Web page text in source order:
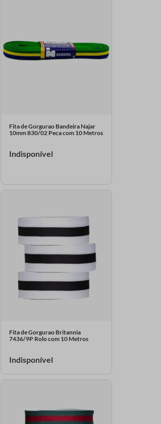
Fita de Gorgurao Bandeira Najar
10mm 830/02 Peca com 10 Metros
Indisponível
Fita de Gorgurao Britannia
7436/9P Rolo com 10 Metros
Indisponível